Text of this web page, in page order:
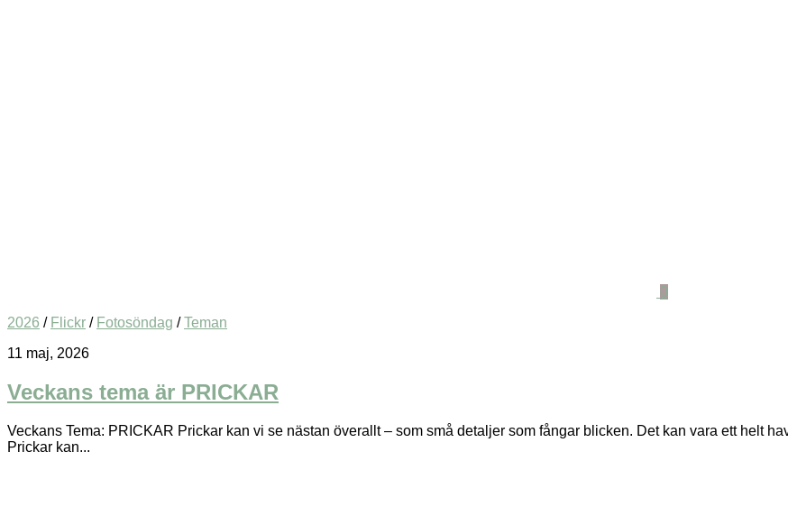
0
2026 / Flickr / Fotosöndag /Teman
11 maj, 2026
Veckans tema är PRICKAR
Veckans Tema: PRICKAR Prickar kan vi se nästan överallt – som små detaljer som fångar blicken. Det kan vara ett helt
Prickar kan...